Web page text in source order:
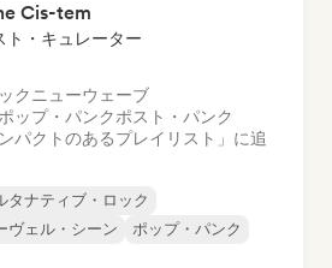
Cis-tem
ト・キュレーター
ク ニューウェーブ
ポップ・パンクポスト・パンク
パクトのあるプレイリスト」に追
タナティブ・ロック
ヴェル・シーン
ポップ・パンク